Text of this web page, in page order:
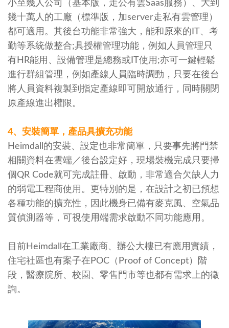
小至幾人公司（基本版，走公有雲Saas服務）、大到
幾十萬人的工廠（標準版，加server走私有雲管理）
都可適用。其後台功能非常強大，能和原來的IT、考
勤等系統做整合;具授權管理功能，例如人員管理只
有HR能用、設備管理是總務或IT使用;亦可一鍵輕鬆
進行群組管理，例如產線人員臨時調動，只要在後台
將人員資料複製到指定產線即可開放通行，同時關閉
原產線進出權限。
4、安裝簡單，產品具擴充功能
Heimdall的安裝、設定也非常簡單，只要事先將門禁
相關資料在雲端／後台設定好，現場裝機完成只要掃
個QR Code就可完成註冊、啟動，非常適合欠缺人力
的弱電工程商使用。更特別的是，在設計之初已預想
各種功能的擴充性，因此機身已備有麥克風、空氣品
質偵測器等，可視使用端需求啟動不同功能應用。
目前Heimdall在工業廠商、辦公大樓已有應用實績，
住宅社區也有案子在POC（Proof of Concept）階
段，醫療院所、校園、零售門市等也都有需求上的徵
詢。